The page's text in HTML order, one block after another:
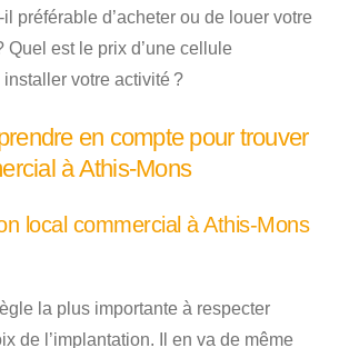
il préférable d’acheter ou de louer votre
Quel est le prix d’une cellule
votre activité ?
en compte pour trouver
à Athis-Mons
local commercial à Athis-Mons
la plus importante à respecter
de l’implantation. Il en va de même